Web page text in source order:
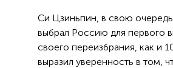
Си Цзиньпин, в свою
выбрал Россию для первого
своего переизбрания, как и
выразил уверенность в том,